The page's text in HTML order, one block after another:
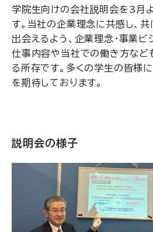
学院生向けの会社説明会を3月
す。当社の企業理念に共感し、
出会えるよう、企業理念・事業ビ
仕事内容や当社での働き方など
る所存です。多くの学生の皆様
を期待しております。
説明会の様子